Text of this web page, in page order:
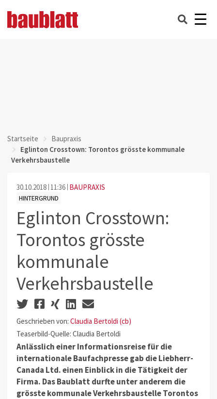
Startseite
Baupraxis
Eglinton Crosstown: Torontos grösste kommunale
Verkehrsbaustelle
30.10.2018 11:36 BAUPRAXIS
HINTERGRUND
Eglinton Crosstown:
Torontos grösste
kommunale
Verkehrsbaustelle
Geschrieben von: Claudia Bertoldi (cb)
Teaserbild-Quelle: Claudia Bertoldi
Anlässlich einer Informationsreise für die
internationale Baufachpresse gab die Liebherr-
Canada Ltd. einen Einblick in die Tätigkeit der
Firma. Das Baublatt durfte unter anderem die
grösste kommunale Verkehrsbaustelle Torontos